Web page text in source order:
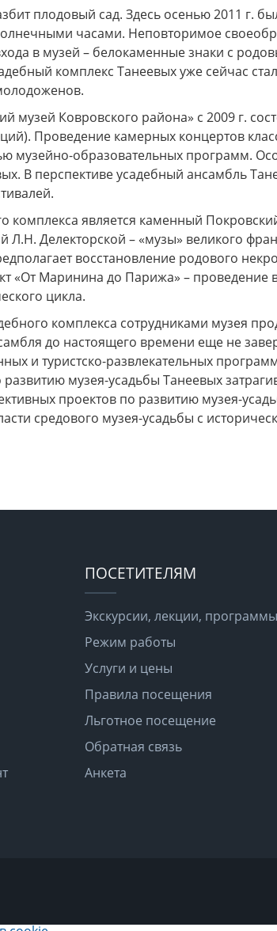
плодовый сад. Здесь осенью 2011 г.
часами. Неповторимое
в музей – белокаменные знаки с
комплекс Танеевых уже сейчас
музей Ковровского района» с 2009 г.
Проведение камерных концертов
музейно-образовательных программ.
В перспективе усадебный ансамбль
комплекса является каменный
Л.Н. Делекторской – «музы» великого
восстановление родового
«От Маринина до Парижа» – проведение
цикла.
комплекса сотрудниками музея
до настоящего времени еще не
и туристско-развлекательных
музея-усадьбы Танеевых
проектов по развитию музея-
средового музея-усадьбы с
ПОСЕТИТЕЛЯМ
Экскурсии, лекции, программы
Режим работы
Услуги и цены
Правила посещения
Льготное посещение
Обратная связь
Анкета